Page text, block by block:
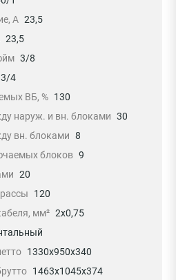
А 23,5
23,5
3/8
3/4
ВБ, % 130
наруж. и вн. блоками 30
вн. блоками 8
блоков 9
20
120
мм² 2х0,75
1330x950x340
1463х1045х374